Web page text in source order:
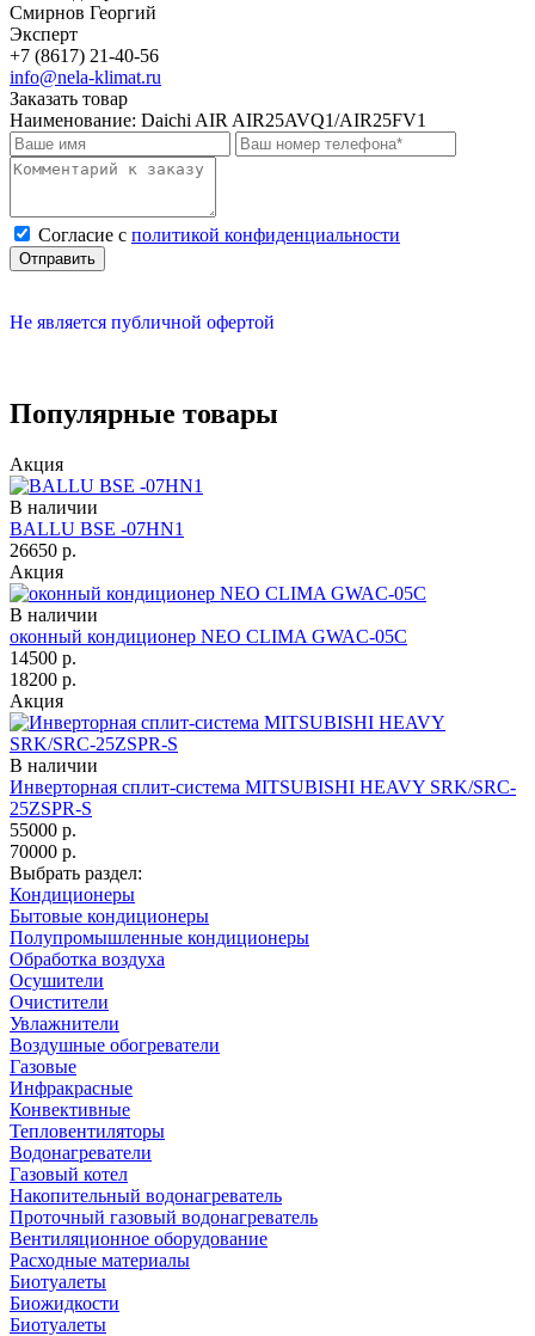
Смирнов Георгий
Эксперт
+7 (8617) 21-40-56
info@nela-klimat.ru
Заказать товар
Наименование: Daichi AIR AIR25AVQ1/AIR25FV1
Cогласие с политикой конфиденциальности
Отправить
Не является публичной офертой
Популярные товары
Акция
В наличии
BALLU BSE -07HN1
26650 р.
Акция
В наличии
оконный кондиционер NEO CLIMA GWAC-05C
14500 р.
18200 р.
Акция
В наличии
Инверторная сплит-система MITSUBISHI HEAVY SRK/SRC-
25ZSPR-S
55000 р.
70000 р.
Выбрать раздел:
Кондиционеры
Бытовые кондиционеры
Полупромышленные кондиционеры
Обработка воздуха
Осушители
Очистители
Увлажнители
Воздушные обогреватели
Газовые
Инфракрасные
Конвективные
Тепловентиляторы
Водонагреватели
Газовый котел
Накопительный водонагреватель
Проточный газовый водонагреватель
Вентиляционное оборудование
Расходные материалы
Биотуалеты
Биожидкости
Биотуалеты